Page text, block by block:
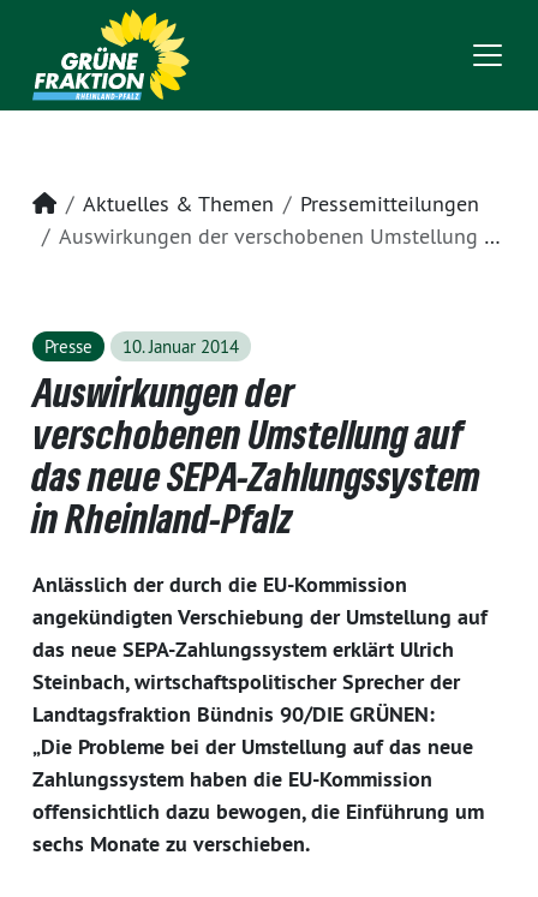
Startseite
Aktuelles & Themen
Pressemitteilungen
Auswirkungen der verschobenen Umstellung auf das neue SEPA-Zahlungssystem in Rheinland-Pfalz
Presse 10. Januar 2014
Auswirkungen der
verschobenen Umstellung auf
das neue SEPA-Zahlungssystem
in Rheinland-Pfalz
Anlässlich der durch die EU-Kommission
angekündigten Verschiebung der Umstellung auf
das neue SEPA-Zahlungssystem erklärt Ulrich
Steinbach, wirtschaftspolitischer Sprecher der
Landtagsfraktion Bündnis 90/DIE GRÜNEN:
„Die Probleme bei der Umstellung auf das neue
Zahlungssystem haben die EU-Kommission
offensichtlich dazu bewogen, die Einführung um
sechs Monate zu verschieben.